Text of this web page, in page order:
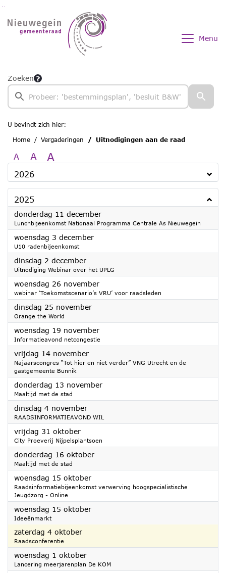
Ga naar de inhoud van deze pagina
Menu
Zoeken
U bevindt zich hier:
Home
Vergaderingen Uitnodigingen aan de raad
A A A
2026
2025
donderdag 11 december2025
Lunchbijeenkomst Nationaal Programma Centrale As Nieuwegein
woensdag 3 december2025
U10 radenbijeenkomst
dinsdag 2 december2025
Uitnodiging Webinar over het UPLG
woensdag 26 november2025
webinar ‘Toekomstscenario’s VRU’ voor raadsleden
dinsdag 25 november2025
Orange the World
woensdag 19 november2025
Informatieavond netcongestie
vrijdag 14 november2025
Najaarscongres “Tot hier en niet verder” VNG Utrecht en de
gastgemeente Bunnik
donderdag 13 november2025
Maaltijd met de stad
dinsdag 4 november2025
RAADSINFORMATIEAVOND WIL
vrijdag 31 oktober2025
City Proeverij Nijpelsplantsoen
donderdag 16 oktober2025
Maaltijd met de stad
woensdag 15 oktober2025
Raadsinformatiebijeenkomst verwerving hoogspecialistische
Jeugdzorg - Online
woensdag 15 oktober2025
Ideeënmarkt
zaterdag 4 oktober2025
Raadsconferentie
woensdag 1 oktober2025
Lancering meerjarenplan De KOM